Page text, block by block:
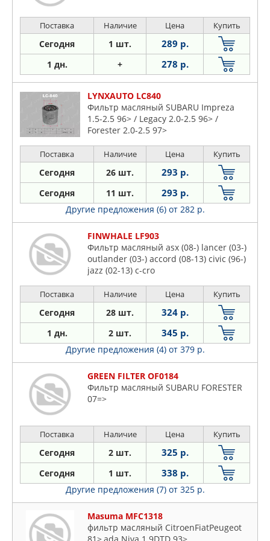
Поставка Наличие Цена Купить
Сегодня 1 шт. 289 р.
1 дн. + 278 р.
LYNXAUTO LC840
Фильтр масляный SUBARU Impreza
1.5-2.5 96> / Legacy 2.0-2.5 96> /
Forester 2.0-2.5 97>
Поставка Наличие Цена Купить
Сегодня 26 шт. 293 р.
Сегодня 11 шт. 293 р.
Другие предложения (6) от 282 р.
FINWHALE LF903
Фильтр масляный asx (08-) lancer (03-)
outlander (03-) accord (08-13) civic (96-)
jazz (02-13) c-cro
Поставка Наличие Цена Купить
Сегодня 28 шт. 324 р.
1 дн. 2 шт. 345 р.
Другие предложения (4) от 379 р.
GREEN FILTER OF0184
Фильтр масляный SUBARU FORESTER
07=>
Поставка Наличие Цена Купить
Сегодня 2 шт. 325 р.
Сегодня 1 шт. 338 р.
Другие предложения (7) от 325 р.
Masuma MFC1318
фильтр масляный CitroenFiatPeugeot